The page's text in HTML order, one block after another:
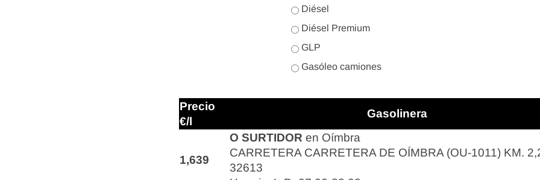
Diésel
Diésel Premium
GLP
Gasóleo camiones
Precio
€/l
Gasolinera
1,639
O SURTIDOR en Oímbra
CARRETERA CARRETERA DE OÍMBRA (OU-1011) KM.
32613